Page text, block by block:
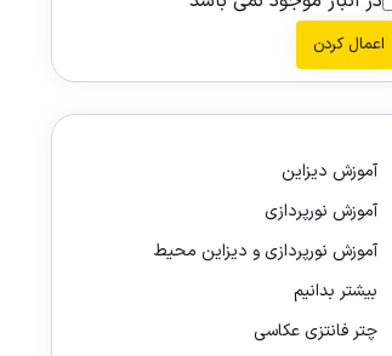
اعمال کردن
آموزش دیزاین
آموزش نورپردازی
آموزش نورپردازی و دیزاین محیط
بیشتر بدانیم
چتر فانتزی عکاسی